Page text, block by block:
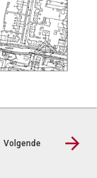
Volgende